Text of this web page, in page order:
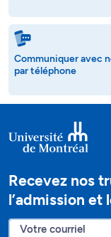
Communiquer avec
par téléphone
Recevez nos
l’admission et